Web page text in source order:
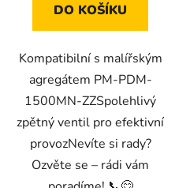
DO KOŠÍKU
Kompatibilní s malířským
agregátem PM-PDM-
1500MN-ZZSpolehlivý
zpětný ventil pro efektivní
provozNevíte si rady?
Ozvěte se – rádi vám